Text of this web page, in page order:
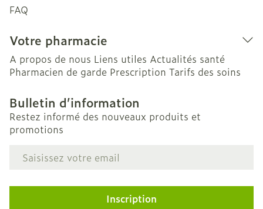
FAQ
Votre pharmacie
A propos de nous Liens utiles Actualités santé
Pharmacien de garde Prescription Tarifs des soins
Bulletin d’information
Restez informé des nouveaux produits et
promotions
Adresse mail
Inscription